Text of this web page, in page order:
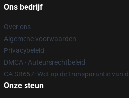
Ons bedrijf
Over ons
Algemene voorwaarden
Privacybeleid
DMCA - Auteursrechtbeleid
CA SB657: Wet op de transparantie van
Onze steun